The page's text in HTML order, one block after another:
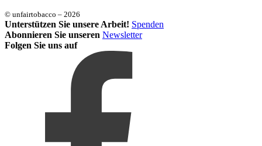
© unfairtobacco – 2026
Unterstützen Sie unsere Arbeit! Spenden
Abonnieren Sie unseren Newsletter
Folgen Sie uns auf